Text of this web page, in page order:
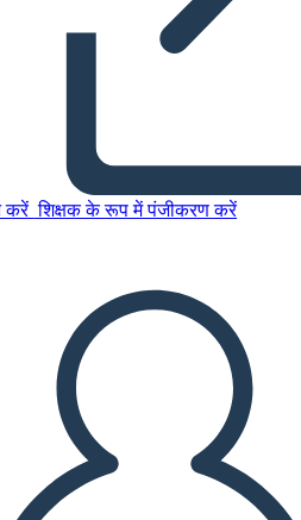
करें शिक्षक के रूप में पंजीकरण करें
को कॉपी करें
स्टोरीबोर्ड बनाएं
मुझे पढ़कर सुनाओ